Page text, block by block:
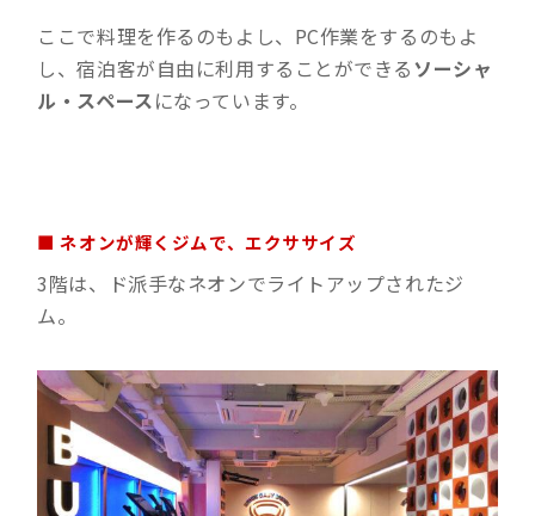
ここで料理を作るのもよし、PC作業をするのもよ
し、宿泊客が自由に利用することができるソーシャ
ル・スペースになっています。
■ ネオンが輝くジムで、エクササイズ
3階は、ド派手なネオンでライトアップされたジ
ム。